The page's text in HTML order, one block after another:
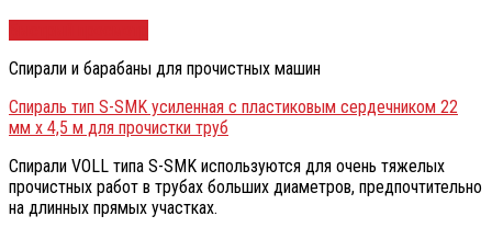
Спирали и барабаны для прочистных машин
Спираль тип S-SMK усиленная с пластиковым сердечником 22
мм х 4,5 м для прочистки труб
Спирали VOLL типа S-SMK используются для очень тяжелых
прочистных работ в трубах больших диаметров, предпочтительно
на длинных прямых участках.